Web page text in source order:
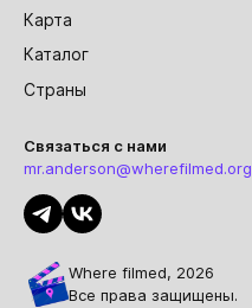
Карта
Каталог
Страны
Связаться с нами
mr.anderson@wherefilmed.org
Where filmed, 2026
Все права защищены.